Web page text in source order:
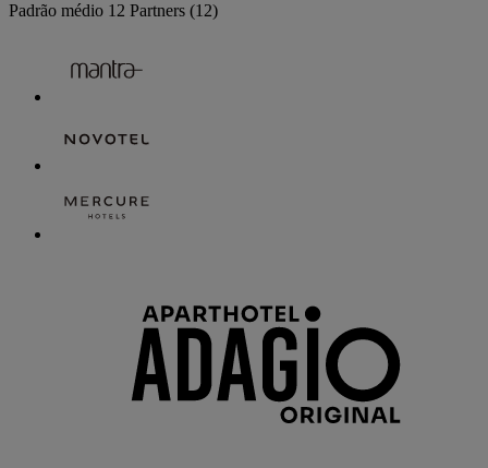
Padrão médio 12 Partners (12)